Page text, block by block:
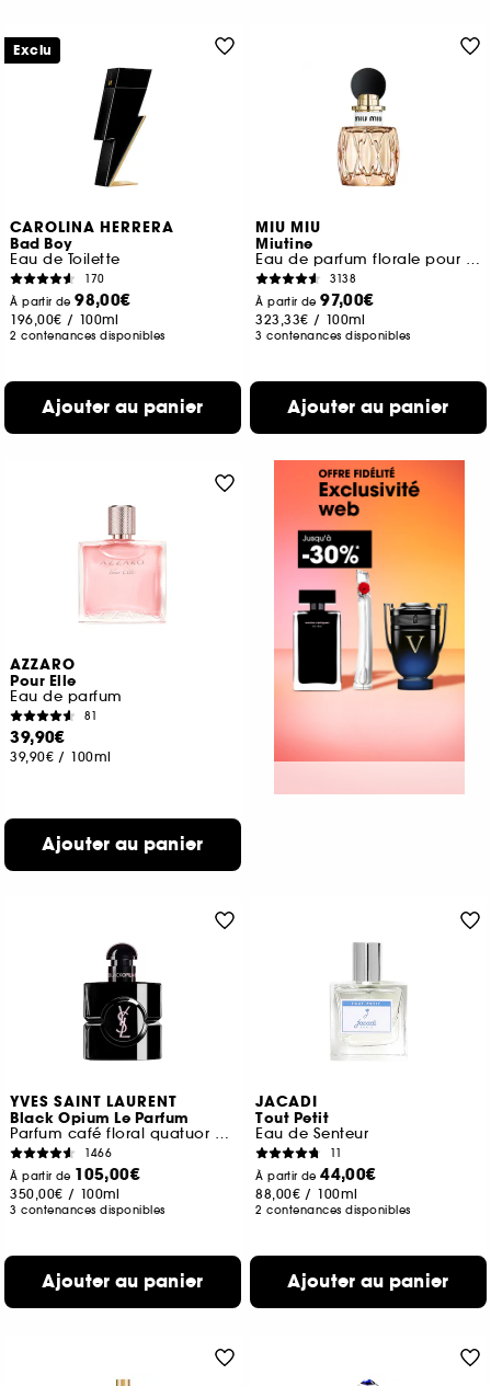
CAROLINA HERRERA
Bad Boy
Eau de Toilette
170
À partir de98,00€
196,00€ / 100ml
2 contenances disponibles
Ajouter au panier
Exclu
MIU MIU
Miutine
Eau de parfum florale pour femme
3138
À partir de97,00€
323,33€ / 100ml
3 contenances disponibles
Ajouter au panier
AZZARO
Pour Elle
Eau de parfum
81
39,90€
39,90€ / 100ml
Ajouter au panier
YVES SAINT LAURENT
Black Opium Le Parfum
Parfum café floral quatuor de vanilles pour femme
1466
À partir de 105,00€
350,00€ / 100ml
3 contenances disponibles
Ajouter au panier
JACADI
Tout Petit
Eau de Senteur
11
À partir de44,00€
88,00€ / 100ml
2 contenances disponibles
Ajouter au panier